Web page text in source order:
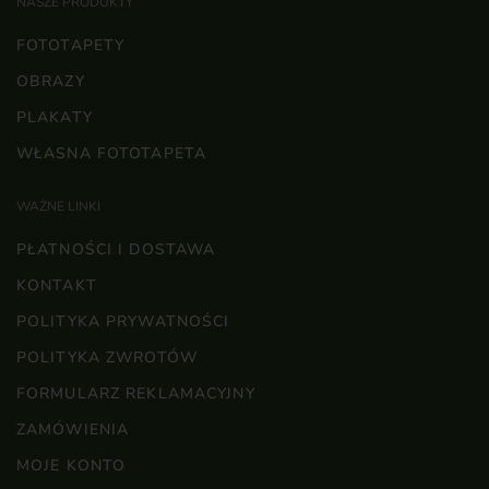
FOTOTAPETY
OBRAZY
PLAKATY
WŁASNA FOTOTAPETA
WAŻNE LINKI
PŁATNOŚCI I DOSTAWA
KONTAKT
POLITYKA PRYWATNOŚCI
POLITYKA ZWROTÓW
FORMULARZ REKLAMACYJNY
ZAMÓWIENIA
MOJE KONTO